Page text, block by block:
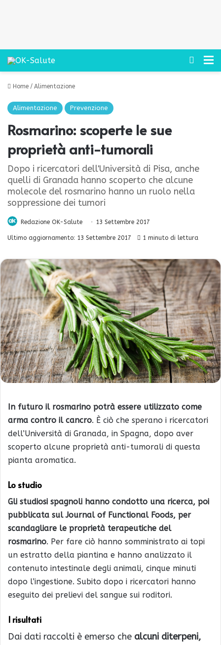
Cerca
Home / Alimentazione
Alimentazione Prevenzione
Rosmarino: scoperte le sue
proprietà anti-tumorali
Dopo i ricercatori dell'Università di Pisa, anche
quelli di Granada hanno scoperto che alcune
molecole del rosmarino hanno un ruolo nella
soppressione dei tumori
Redazione OK-Salute 13 Settembre 2017
Ultimo aggiornamento: 13 Settembre 2017 1 minuto di lettura
In futuro il rosmarino potrà essere utilizzato come
arma contro il cancro. È ciò che sperano i ricercatori
dell’Università di Granada, in Spagna, dopo aver
scoperto alcune proprietà anti-tumorali di questa
pianta aromatica.
Lo studio
Gli studiosi spagnoli hanno condotto una ricerca, poi
pubblicata sul Journal of Functional Foods, per
scandagliare le proprietà terapeutiche del
rosmarino. Per fare ciò hanno somministrato ai topi
un estratto della piantina e hanno analizzato il
contenuto intestinale degli animali, cinque minuti
dopo l’ingestione. Subito dopo i ricercatori hanno
eseguito dei prelievi del sangue sui roditori.
I risultati
Dai dati raccolti è emerso che alcuni diterpeni,